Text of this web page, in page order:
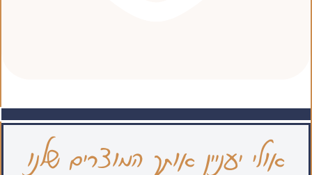
אולי יעניין אותך המוצרים שלנו